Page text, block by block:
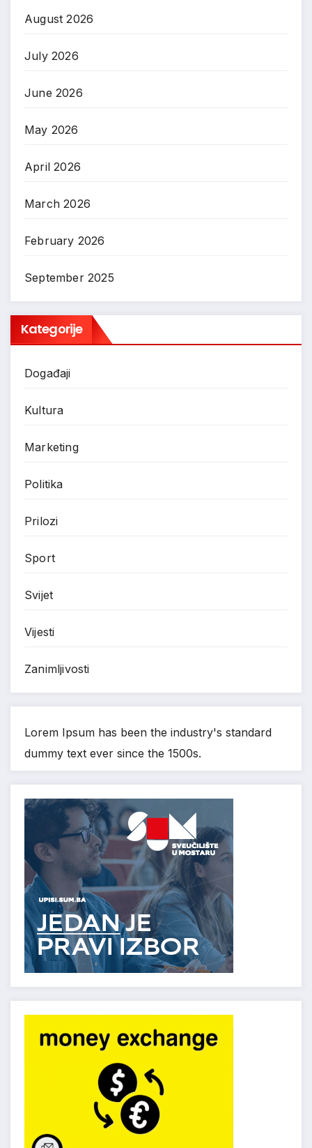
August 2026
July 2026
June 2026
May 2026
April 2026
March 2026
February 2026
September 2025
Kategorije
Događaji
Kultura
Marketing
Politika
Prilozi
Sport
Svijet
Vijesti
Zanimljivosti
Lorem Ipsum has been the industry's standard
dummy text ever since the 1500s.